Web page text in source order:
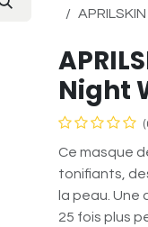
Night
Ce masque
tonifiants,
la peau.
25 fois plus